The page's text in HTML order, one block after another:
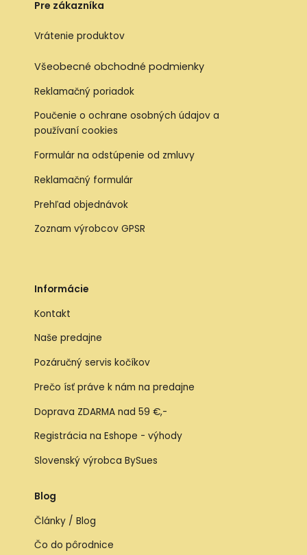
Pre zákazníka
Vrátenie produktov
Všeobecné obchodné podmienky
Reklamačný poriadok
Poučenie o ochrane osobných údajov a
používaní cookies
Formulár na odstúpenie od zmluvy
Reklamačný formulár
Prehľad objednávok
Zoznam výrobcov GPSR
Informácie
Kontakt
Naše predajne
Pozáručný servis kočíkov
Prečo ísť práve k nám na predajne
Doprava ZDARMA nad 59 €,-
Registrácia na Eshope - výhody
Slovenský výrobca BySues
Blog
Články / Blog
Čo do pôrodnice